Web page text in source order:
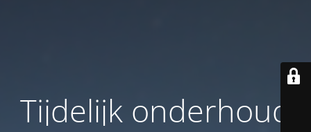
Tijdelijk onderhoud